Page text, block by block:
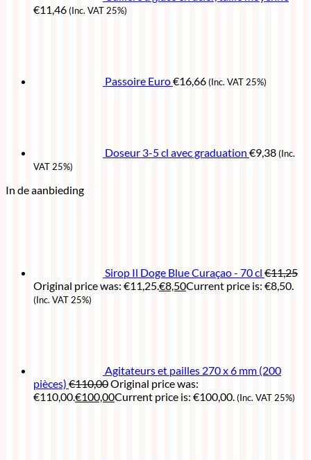
€11,46(Inc. VAT 25%)
Passoire Euro€16,66(Inc. VAT 25%)
Doseur 3-5 cl avec graduation €9,38(Inc.
VAT 25%)
In de aanbieding
Sirop Il Doge Blue Curaçao - 70 cl €11,25
Original price was: €11,25.€8,50Current price is: €8,50.
(Inc. VAT 25%)
Agitateurs et pailles 270 x 6 mm (200
pièces) €110,00Original price was:
€110,00.€100,00Current price is: €100,00.(Inc. VAT 25%)